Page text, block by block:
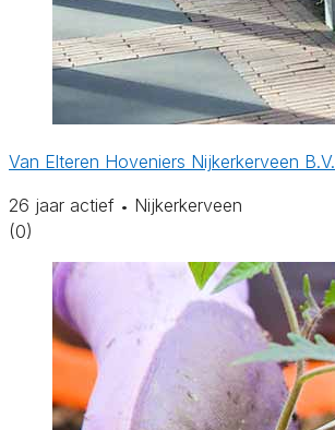
Van Elteren Hoveniers Nijkerkerveen B.V.
26 jaar actief • Nijkerkerveen
(0)